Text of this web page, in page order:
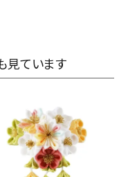
見ています